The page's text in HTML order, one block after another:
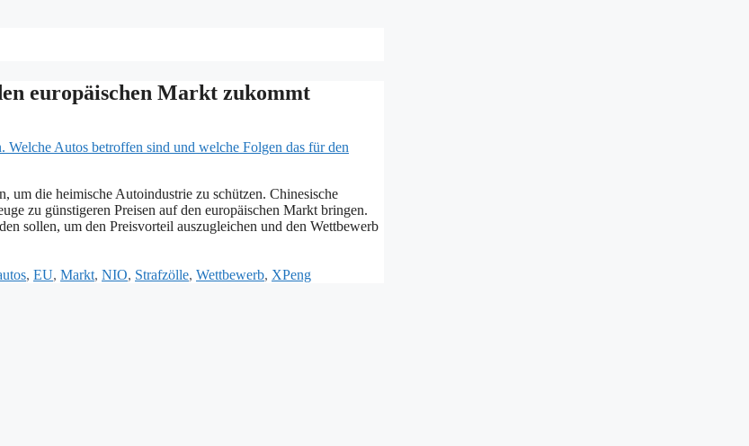
europäischen Markt zukommt
um die heimische Autoindustrie zu schützen. Chinesische
zu günstigeren Preisen auf den europäischen Markt bringen.
sollen, um den Preisvorteil auszugleichen und den Wettbewerb
, EU, Markt, NIO, Strafzölle, Wettbewerb, XPeng